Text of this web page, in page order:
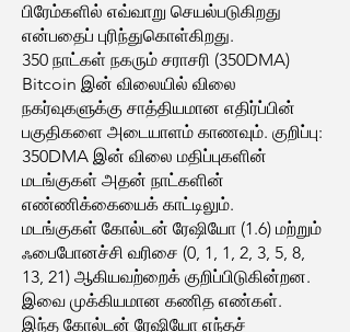
பிரேம்களில் எவ்வாறு செயல்படுகிறது
என்பதைப் புரிந்துகொள்கிறது.
350 நாட்கள் நகரும் சராசரி (350DMA)
Bitcoin இன் விலையில் விலை
நகர்வுகளுக்கு சாத்தியமான எதிர்ப்பின்
பகுதிகளை அடையாளம் காணவும். குறிப்பு:
350DMA இன் விலை மதிப்புகளின்
மடங்குகள் அதன் நாட்களின்
எண்ணிக்கையைக் காட்டிலும்.
மடங்குகள் கோல்டன் ரேஷியோ (1.6) மற்றும்
ஃபைபோனச்சி வரிசை (0, 1, 1, 2, 3, 5, 8,
13, 21) ஆகியவற்றைக் குறிப்பிடுகின்றன.
இவை முக்கியமான கணித எண்கள்.
இந்த கோல்டன் ரேஷியோ எந்தச்